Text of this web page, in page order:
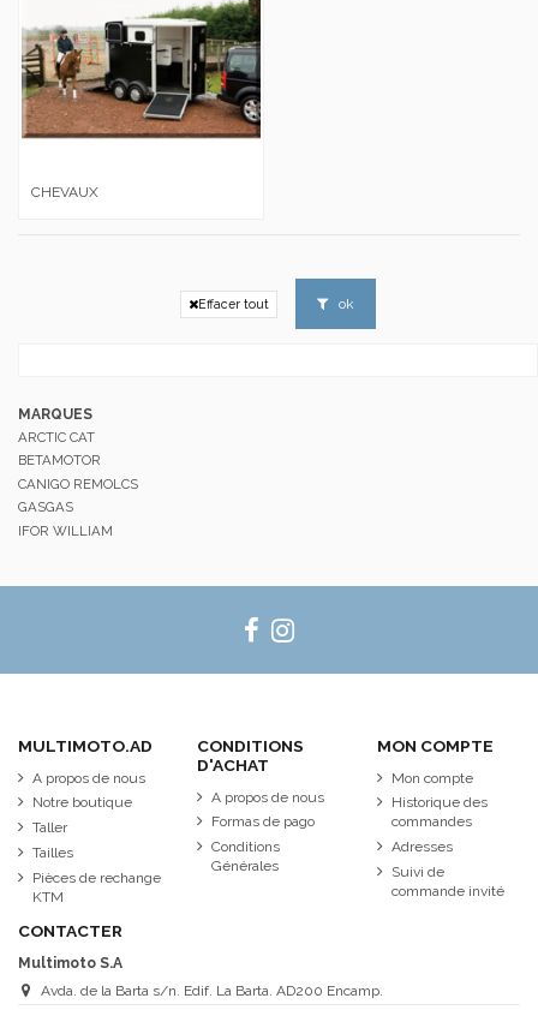
CHEVAUX
Effacer tout ok
MARQUES
ARCTIC CAT
BETAMOTOR
CANIGO REMOLCS
GASGAS
IFOR WILLIAM
MULTIMOTO.AD
A propos de nous
Notre boutique
Taller
Tailles
Pièces de rechange
KTM
CONDITIONS
D'ACHAT
A propos de nous
Formas de pago
Conditions
Générales
MON COMPTE
Mon compte
Historique des
commandes
Adresses
Suivi de
commande invité
CONTACTER
Multimoto S.A
Avda. de la Barta s/n. Edif. La Barta. AD200 Encamp.